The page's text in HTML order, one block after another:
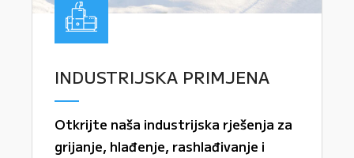
INDUSTRIJSKA PRIMJENA
Otkrijte naša industrijska rješenja za
grijanje, hlađenje, rashlađivanje i